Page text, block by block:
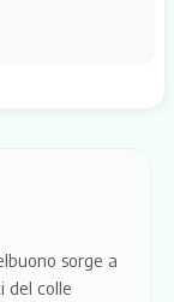
sorge a
del colle